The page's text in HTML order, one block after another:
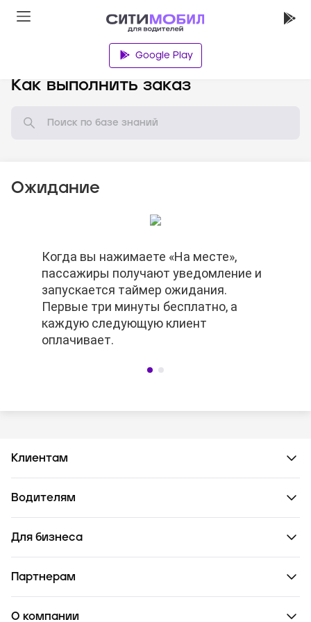
Google Play
Как выполнить заказ
Ожидание
По окончании бесплатного времени
ожидания Вы можете отменить заказ.
Баллы автораздачи не спишутся.
Когда вы нажимаете «На месте»,
пассажиры получают уведомление и
запускается таймер ожидания.
Первые три минуты бесплатно, а
каждую следующую клиент
оплачивает.
По окончании бесплатного времени
ожидания Вы можете отменить заказ.
Баллы автораздачи не спишутся.
Когда вы нажимаете «На месте»,
пассажиры получают уведомление и
запускается таймер ожидания.
Первые три минуты бесплатно, а
каждую следующую клиент
оплачивает.
Клиентам
Водителям
Для бизнеса
Партнерам
О компании